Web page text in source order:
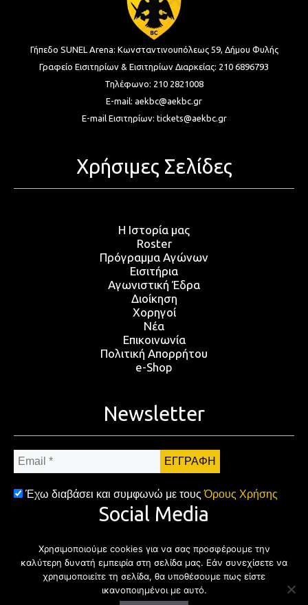
Γήπεδο SUNEL Arena: Κωνσταντινουπόλεως 59, Δήμου Φυλής
Γραφείο Εισιτηρίων & Εισιτηρίων Διαρκείας: 210 6896793
Τηλέφωνο: 210 2821008
E-mail: aekbc@aekbc.gr
E-mail Εισιτηρίων: tickets@aekbc.gr
Χρήσιμες Σελίδες
Η Ιστορία μας
Roster
Πρόγραμμα Αγώνων
Εισιτήρια
Αγωνιστική Έδρα
Διοίκηση
Χορηγοί
Νέα
Επικοινωνία
Πολιτική Απορρήτου
e-Shop
Newsletter
Email
*
Έχω διαβάσει και συμφωνώ με τουςΌρους Χρήσης
Social Media
FacebookTwitter Instagram
Χρησιμοποιούμε cookies για να σας προσφέρουμε την
καλύτερη δυνατή εμπειρία στη σελίδα μας. Εάν συνεχίσετε να
χρησιμοποιείτε τη σελίδα, θα υποθέσουμε πως είστε
ικανοποιημένοι με αυτό.